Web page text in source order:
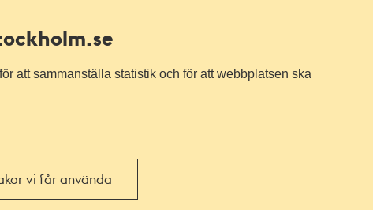
att sammanställa statistik och för att webbplatsen ska
vi får använda